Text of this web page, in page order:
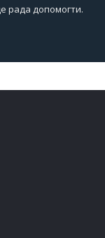
рада допомогти.